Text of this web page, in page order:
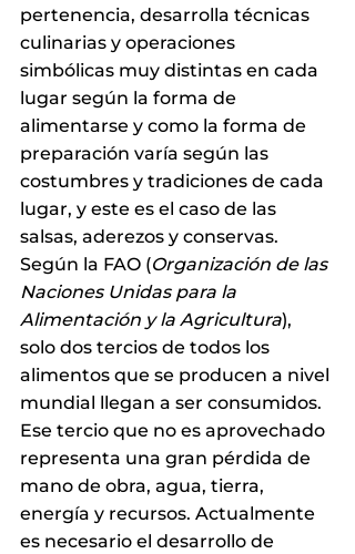
pertenencia, desarrolla técnicas
culinarias y operaciones
simbólicas muy distintas en cada
lugar según la forma de
alimentarse y como la forma de
preparación varía según las
costumbres y tradiciones de cada
lugar, y este es el caso de las
salsas, aderezos y conservas.
Según la FAO (Organización de las
Naciones Unidas para la
Alimentación y la Agricultura),
solo dos tercios de todos los
alimentos que se producen a nivel
mundial llegan a ser consumidos.
Ese tercio que no es aprovechado
representa una gran pérdida de
mano de obra, agua, tierra,
energía y recursos. Actualmente
es necesario el desarrollo de